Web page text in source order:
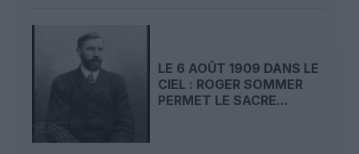
LE 6 AOÛT 1909 DANS LE
CIEL : ROGER SOMMER
PERMET LE SACRE...